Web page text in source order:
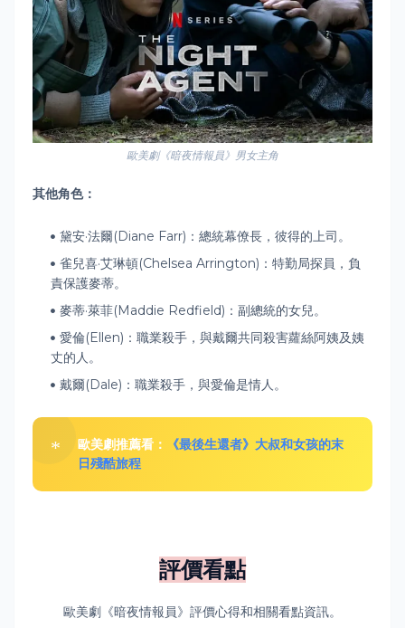
歐美劇《暗夜情報員》男女主角
其他角色：
黛安·法爾(Diane Farr)：總統幕僚長，彼得的上司。
雀兒喜·艾琳頓(Chelsea Arrington)：特勤局探員，負
責保護麥蒂。
麥蒂·萊菲(Maddie Redfield)：副總統的女兒。
愛倫(Ellen)：職業殺手，與戴爾共同殺害蘿絲阿姨及姨
丈的人。
戴爾(Dale)：職業殺手，與愛倫是情人。
歐美劇推薦看：
《最後生還者》大叔和女孩的末
日殘酷旅程
評價看點
歐美劇《暗夜情報員》 評價心得和相關看點資訊。